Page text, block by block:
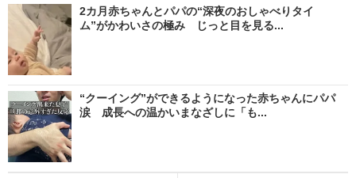
2カ月赤ちゃんとパパの“深夜のおしゃべりタイ
ム”がかわいさの極み じっと目を見る...
“クーイング”ができるようになった赤ちゃんにパパ
涙 成長への温かいまなざしに「も...